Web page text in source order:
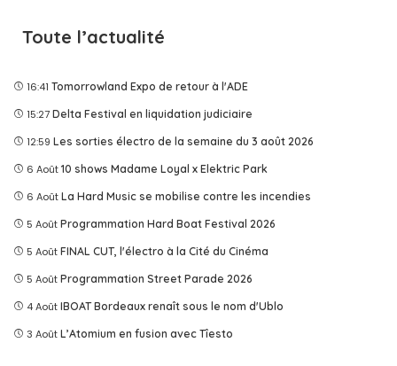
Toute l’actualité
16:41 Tomorrowland Expo de retour à l'ADE
15:27 Delta Festival en liquidation judiciaire
12:59 Les sorties électro de la semaine du 3 août 2026
6 Août 10 shows Madame Loyal x Elektric Park
6 Août La Hard Music se mobilise contre les incendies
5 Août Programmation Hard Boat Festival 2026
5 Août FINAL CUT, l'électro à la Cité du Cinéma
5 Août Programmation Street Parade 2026
4 Août IBOAT Bordeaux renaît sous le nom d'Ublo
3 Août L’Atomium en fusion avec Tîesto